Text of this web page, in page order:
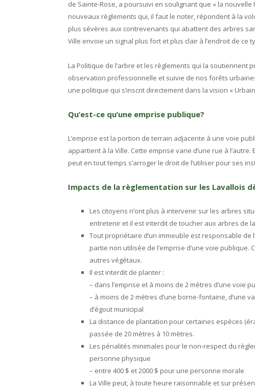
de Sainte-Rose, a poursuivi en soulignant que « la
nouveaux règlements qui, il faut le noter, répondent à la
plus sévères aux contrevenants qui abattent des arbres
Ville envoie un signal plus fort et plus clair à l’endroit de ce
La Politique de l’arbre et les règlements qui la
observation professionnelle et suivie de nos forêts
une politique qui s’inscrit directement dans la vision «
Qu’est-ce qu’une emprise publique?
L’emprise est la portion de terrain adjacente à une voie
appartient à la Ville. Cette emprise varie d’une rue à
peut en tout temps s’arroger le droit de l’utiliser pour ses
Impacts de la règlementation sur les Lavallois
Les citoyens n’ont plus à intervenir sur les arbres
entretenir et il est interdit de toucher aux arbres de
Tout propriétaire d’un immeuble est responsable de
partie non utilisée de l’emprise d’une voie publique.
autres végétaux.
Il est interdit de planter :
– dans l’emprise et à moins de 2 mètres d’une voie
– à moins de 2 mètres d’une borne-fontaine, d’une
d’égout municipal
La distance de plantation pour certaines espèces
passée de 20 mètres à 10 mètres.
Les pénalités minimales pour le non-respect du
personne physique
– entre 400 $ et 2000 $ pour une personne morale
La Ville peut, à toute heure raisonnable et sur